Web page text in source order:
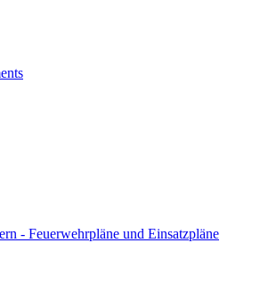
- Feuerwehrpläne und Einsatzpläne